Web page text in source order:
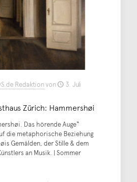
Redaktionvon
3. Juli
Zürich: Hammershøi
Das hörende Auge“
die metaphorische Beziehung
Gemälden, der Stille & dem
an Musik. | Sommer